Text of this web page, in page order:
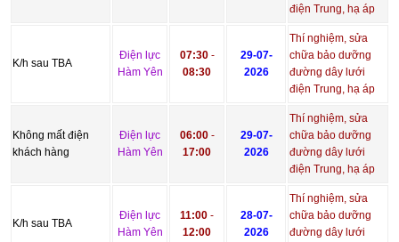
điện Trung, hạ áp
K/h sau TBA
Điện lực
Hàm Yên
07:30-
08:30
29-07-
2026
Thí nghiệm, sửa
chữa bảo dưỡng
đường dây lưới
điện Trung, hạ áp
Không mất điện
khách hàng
Điện lực
Hàm Yên
06:00-
17:00
29-07-
2026
Thí nghiệm, sửa
chữa bảo dưỡng
đường dây lưới
điện Trung, hạ áp
K/h sau TBA
Điện lực
Hàm Yên
11:00 -
12:00
28-07-
2026
Thí nghiệm, sửa
chữa bảo dưỡng
đường dây lưới